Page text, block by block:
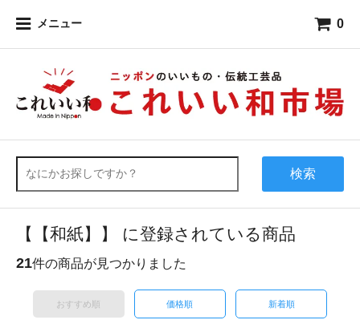
メニュー 0
検索
【【和紙】】 に登録されている商品
21件の商品が見つかりました
おすすめ順 価格順 新着順